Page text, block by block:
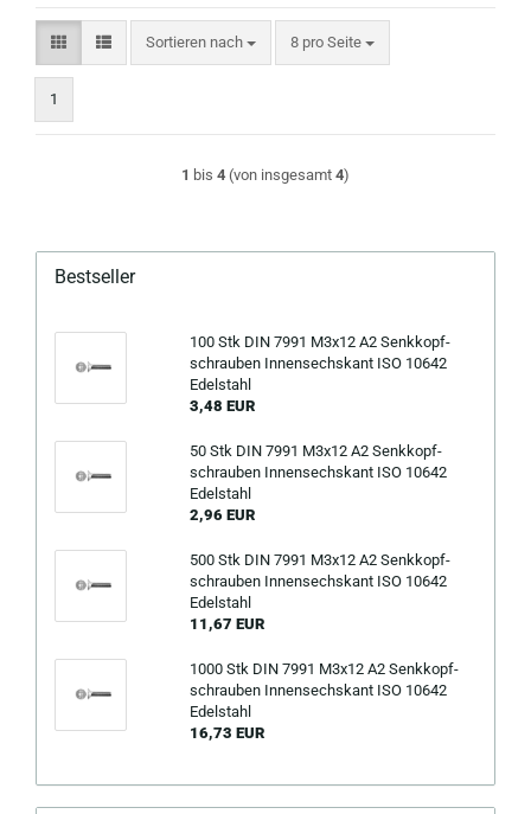
Sortieren nach
Sortieren nach 8 pro Seite
pro Seite
1
1 bis 4 (von insgesamt 4)
Bestseller
100 Stk DIN 7991 M3x12 A2 Senk­kopf­
schrau­ben In­nen­sechs­kant ISO 10642
Edel­stahl
3,48 EUR
50 Stk DIN 7991 M3x12 A2 Senk­kopf­
schrau­ben In­nen­sechs­kant ISO 10642
Edel­stahl
2,96 EUR
500 Stk DIN 7991 M3x12 A2 Senk­kopf­
schrau­ben In­nen­sechs­kant ISO 10642
Edel­stahl
11,67 EUR
1000 Stk DIN 7991 M3x12 A2 Senk­kopf­
schrau­ben In­nen­sechs­kant ISO 10642
Edel­stahl
16,73 EUR